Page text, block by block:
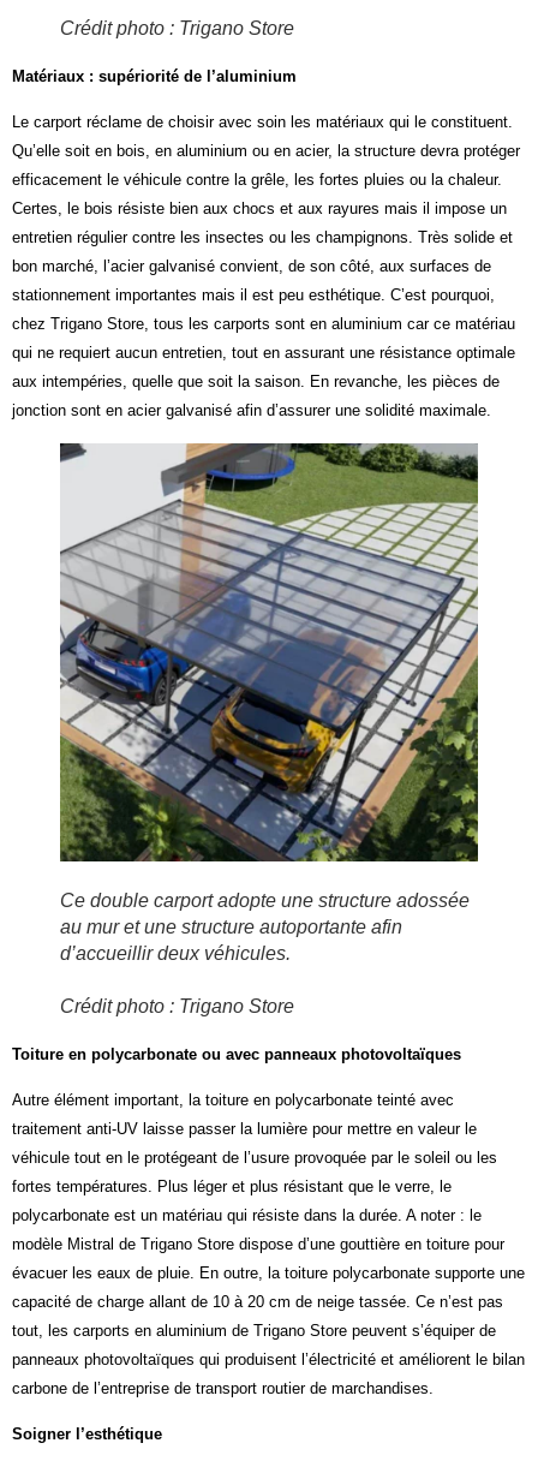
Crédit photo : Trigano Store
Matériaux : supériorité de l’aluminium
Le carport réclame de choisir avec soin es matériaux qui le constituent.
Qu’elle soit en bois, en aluminium ou en acier, la structure devra protéger
efficacement le véhicule contre la grêle, les fortes pluies ou la chaleur.
Certes, le bois résiste bien aux chocs et aux rayures mais il impose un
entretien régulier contre les insectes ou les champignons. Très solide et
bon marché, l’acier galvanisé convient, de son côté, aux surfaces de
stationnement importantes mais il est peu esthétique. C’est pourquoi,
c hez Trigano Store, tous les carports sont en aluminium car ce matériau
qui ne requiert aucun entretien, tout en assurant une résistance optimale
aux intempéries, quelle que soit la saison. En revanche, les pièces de
jonction sont en acier galvanisé afin d’assurer une solidité maximale.
Ce double carport adopte une structure adossée
au mur et une structure autoportante afin
d’accueillir deux véhicules.
Crédit photo : Trigano Store
Toiture en polycarbonate ou avec panneaux photovoltaïques
Autre élément important, la toiture en polycarbonate teinté avec
traitement anti-UV laisse passer la lumière pour mettre en valeur le
véhicule tout en le protégeant de l’usure provoquée par le soleil ou les
fortes températures. Plus léger et plus résistant que le verre, le
polycarbonate est un matériau qui résiste dans la durée. A noter : le
modèle Mistral de Trigano Store dispose d’une gouttière en toiture pour
évacuer les eaux de pluie. En outre, la toiture polycarbonate supporte une
capacité de charge allant de 10 à 20 cm de neige tassée. Ce n’est pas
tout, les carports en aluminium de Trigano Store peuvent s’équiper de
panneaux photovoltaïques qui produisent l’électricité et améliorent le bilan
carbone de l’entreprise de transport routier de marchandises.
Soigner l’esthétique